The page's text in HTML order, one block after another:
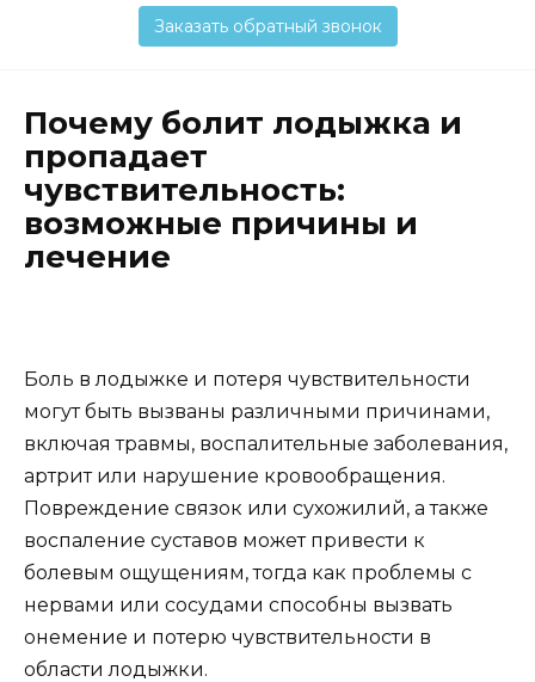
Заказать обратный звонок
Почему болит лодыжка и
пропадает
чувствительность:
возможные причины и
лечение
Боль в лодыжке и потеря чувствительности
могут быть вызваны различными причинами,
включая травмы, воспалительные заболевания,
артрит или нарушение кровообращения.
Повреждение связок или сухожилий, а также
воспаление суставов может привести к
болевым ощущениям, тогда как проблемы с
нервами или сосудами способны вызвать
онемение и потерю чувствительности в
области лодыжки.